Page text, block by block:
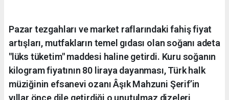
Pazar tezgahları ve market raflarındaki fahiş fiyat
artışları, mutfakların temel gıdası olan soğanı adeta
"lüks tüketim" maddesi haline getirdi. Kuru soğanın
kilogram fiyatının 80 liraya dayanması, Türk halk
müziğinin efsanevi ozanı Âşık Mahzuni Şerif’in
yıllar önce dile getirdiği o unutulmaz dizeleri